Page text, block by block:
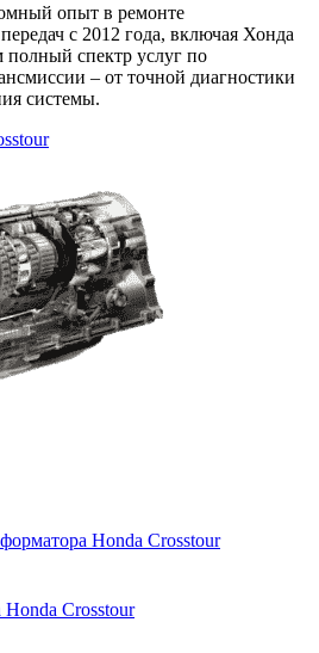
опыт в ремонте
с 2012 года, включая Хонда
спектр услуг по
– от точной диагностики
системы.
Honda Crosstour
Crosstour